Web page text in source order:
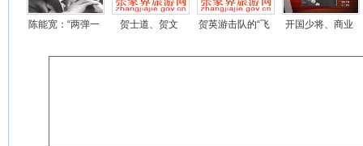
陈能宽：“两弹一
贺士道、贺文
贺英游击队的“飞
开国少将、商业